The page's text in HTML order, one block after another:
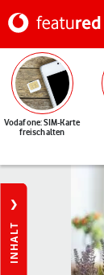
Vodafone: SIM-Karte
freischalten
INHALT